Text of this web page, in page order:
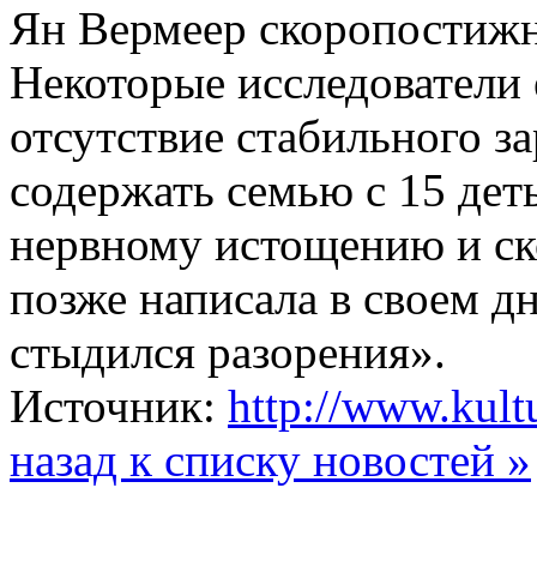
Ян Вермеер
Некоторые
отсутствие стабильного
содержать семью с 15
нервному истощению и
позже написала в своем
стыдился разорения».
Источник: http://
назад к списку новостей »